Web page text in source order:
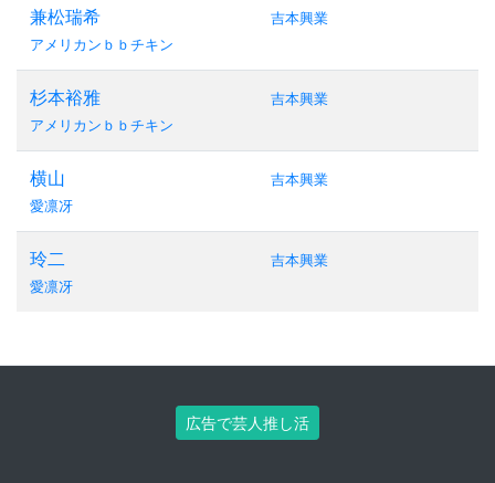
兼松瑞希
アメリカンｂｂチキン
吉本興業
杉本裕雅
アメリカンｂｂチキン
吉本興業
横山
愛凛冴
吉本興業
玲二
愛凛冴
吉本興業
広告で芸人推し活